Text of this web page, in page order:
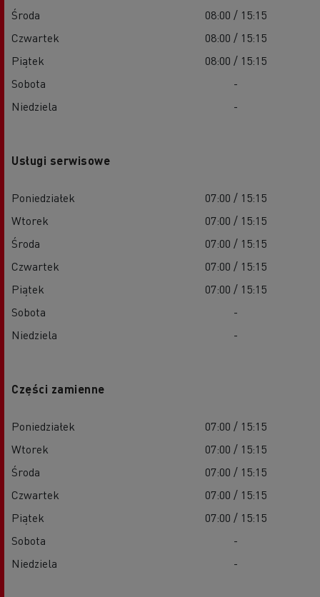
Środa
08:00 / 15:15
Czwartek
08:00 / 15:15
Piątek
08:00 / 15:15
Sobota
-
Niedziela
-
Usługi serwisowe
Poniedziałek
07:00 / 15:15
Wtorek
07:00 / 15:15
Środa
07:00 / 15:15
Czwartek
07:00 / 15:15
Piątek
07:00 / 15:15
Sobota
-
Niedziela
-
Części zamienne
Poniedziałek
07:00 / 15:15
Wtorek
07:00 / 15:15
Środa
07:00 / 15:15
Czwartek
07:00 / 15:15
Piątek
07:00 / 15:15
Sobota
-
Niedziela
-